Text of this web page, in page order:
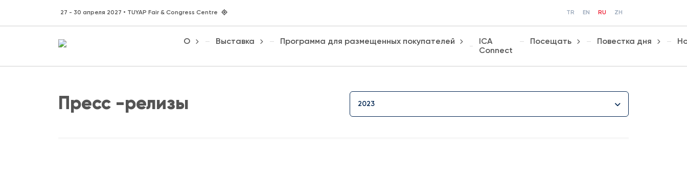
27 - 30 апреля 2027 • TUYAP Fair & Congress Centre TR EN RU ZH
О Выставка Программа для размещенных покупателей
ICA
Connect
Посещать Повестка дня
Пресс -релизы 2023